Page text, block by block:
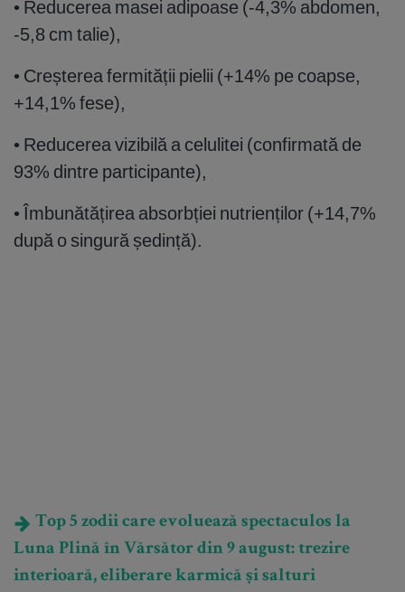
• Reducerea masei adipoase (-4,3% abdomen,
-5,8 cm talie),
• Creșterea fermității pielii (+14% pe coapse,
+14,1% fese),
• Reducerea vizibilă a celulitei (confirmată de
93% dintre participante),
• Îmbunătățirea absorbției nutrienților (+14,7%
după o singură ședință).
Top 5 zodii care evoluează spectaculos la
Luna Plină în Vărsător din 9 august: trezire
interioară, eliberare karmică și salturi